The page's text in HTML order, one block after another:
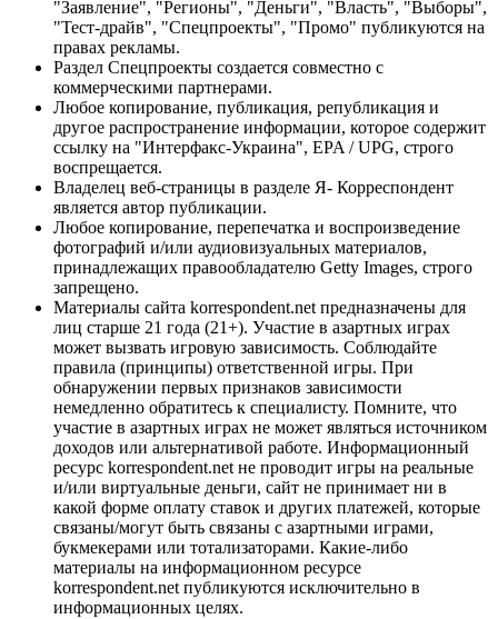
"Заявление", "Регионы", "Деньги", "Власть", "Выборы",
"Тест-драйв", "Спецпроекты", "Промо" публикуются на
правах рекламы.
Раздел Спецпроекты создается совместно с
коммерческими партнерами.
Любое копирование, публикация, републикация и
другое распространение информации, которое содержит
ссылку на "Интерфакс-Украина", EPA / UPG, строго
воспрещается.
Владелец веб-страницы в разделе Я- Корреспондент
является автор публикации.
Любое копирование, перепечатка и воспроизведение
фотографий и/или аудиовизуальных материалов,
принадлежащих правообладателю Getty Images, строго
запрещено.
Материалы сайта korrespondent.net предназначены для
лиц старше 21 года (21+). Участие в азартных играх
может вызвать игровую зависимость. Соблюдайте
правила (принципы) ответственной игры. При
обнаружении первых признаков зависимости
немедленно обратитесь к специалисту. Помните, что
участие в азартных играх не может являться источником
доходов или альтернативой работе. Информационный
ресурс korrespondent.net не проводит игры на реальные
и/или виртуальные деньги, сайт не принимает ни в
какой форме оплату ставок и других платежей, которые
связаны/могут быть связаны с азартными играми,
букмекерами или тотализаторами. Какие-либо
материалы на информационном ресурсе
korrespondent.net публикуются исключительно в
информационных целях.